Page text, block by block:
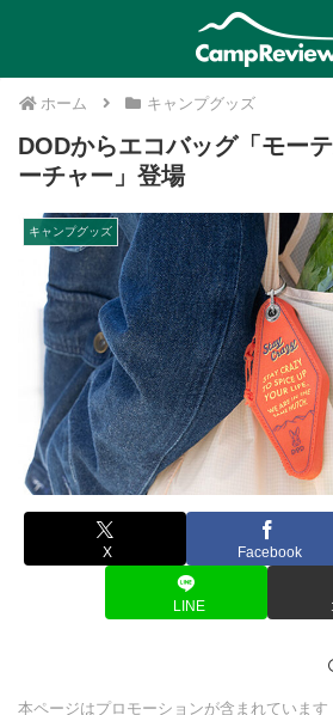
ホーム キャンプグッズ
DODからエコバッグ「モー
ーチャー」登場
キャンプグッズ
X Facebook
LINE
本ページはプロモーションが含まれています